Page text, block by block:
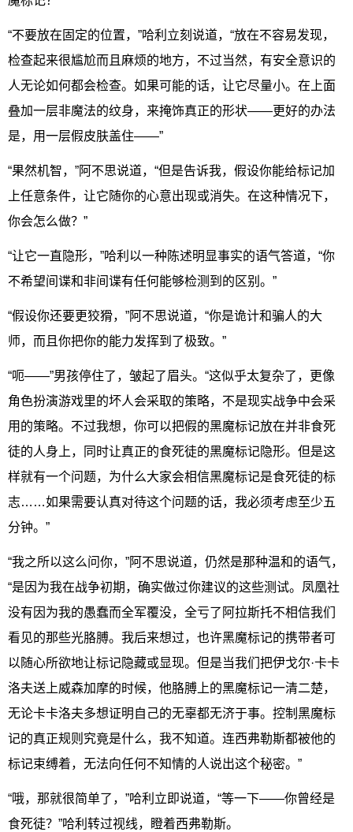
“不要放在固定的位置，”哈利立刻说道，“放在不容易发现，
检查起来很尴尬而且麻烦的地方，不过当然，有安全意识的
人无论如何都会检查。如果可能的话，让它尽量小。在上面
叠加一层非魔法的纹身，来掩饰真正的形状——更好的办法
是，用一层假皮肤盖住——”
“果然机智，”阿不思说道，“但是告诉我，假设你能给标记加
上任意条件，让它随你的心意出现或消失。在这种情况下，
你会怎么做？”
“让它一直隐形，”哈利以一种陈述明显事实的语气答道，“你
不希望间谍和非间谍有任何能够检测到的区别。”
“假设你还要更狡猾，”阿不思说道，“你是诡计和骗人的大
师，而且你把你的能力发挥到了极致。”
“呃——”男孩停住了，皱起了眉头。“这似乎太复杂了，更像
角色扮演游戏里的坏人会采取的策略，不是现实战争中会采
用的策略。不过我想，你可以把假的黑魔标记放在并非食死
徒的人身上，同时让真正的食死徒的黑魔标记隐形。但是这
样就有一个问题，为什么大家会相信黑魔标记是食死徒的标
志……如果需要认真对待这个问题的话，我必须考虑至少五
分钟。”
“我之所以这么问你，”阿不思说道，仍然是那种温和的语气，
“是因为我在战争初期，确实做过你建议的这些测试。凤凰社
没有因为我的愚蠢而全军覆没，全亏了阿拉斯托不相信我们
看见的那些光胳膊。我后来想过，也许黑魔标记的携带者可
以随心所欲地让标记隐藏或显现。但是当我们把伊戈尔·卡卡
洛夫送上威森加摩的时候，他胳膊上的黑魔标记一清二楚，
无论卡卡洛夫多想证明自己的无辜都无济于事。控制黑魔标
记的真正规则究竟是什么，我不知道。连西弗勒斯都被他的
标记束缚着，无法向任何不知情的人说出这个秘密。”
“哦，那就很简单了，”哈利立即说道，“等一下——你曾经是
食死徒？”哈利转过视线，瞪着西弗勒斯。